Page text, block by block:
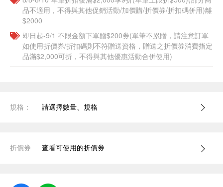
品不適用，不得與其他促銷活動/加價購/折價券/折扣碼併用)離
$2000
即日起-9/1 不限金額下單贈$200券(單筆不累贈，請注意訂單
如使用折價券/折扣碼則不符贈送資格，贈送之折價券消費指定
品滿$2,000可折，不得與其他優惠活動合併使用)
規格： 請選擇數量、規格
折價券 查看可使用的折價券